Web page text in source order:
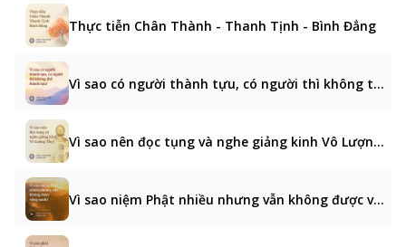
Thực tiễn Chân Thành - Thanh Tịnh - Bình Đẳng
Vì sao có người thành tựu, có người thì không thể thành tựu?
Vì sao nên đọc tụng và nghe giảng kinh Vô Lượng Thọ?
Vì sao niệm Phật nhiều nhưng vẫn không được vãng sanh?